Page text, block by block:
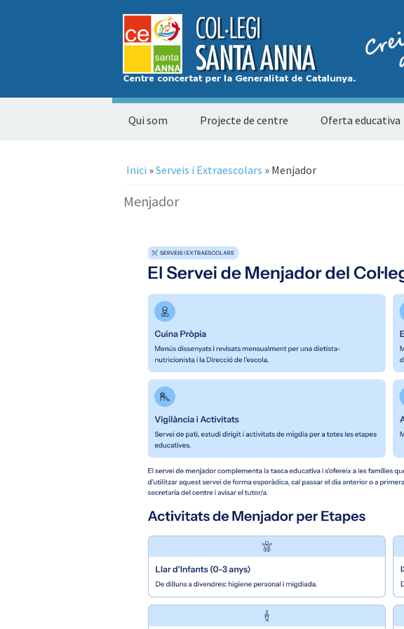
Qui som Projecte de centre Oferta educativa
Inici »Serveis i Extraescolars » Menjador
Menjador